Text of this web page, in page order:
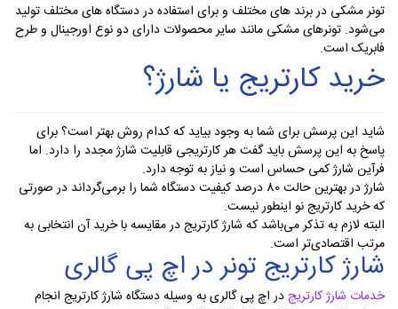
تونر مشکی در برند های مختلف و برای استفاده در دستگاه های مختلف تولید
می‌شود. تونر‌های مشکی مانند سایر محصولات دارای دو نوع اورجینال و طرح
فابریک است.
خرید کارتریج یا شارژ؟
شاید این پرسش برای شما به وجود بیاید که کدام روش بهتر است؟ برای
پاسخ به این پرسش باید گفت هر کارتریجی قابلیت شارژ مجدد را دارد. اما
فرآین شارژ کمی حساس است و نیاز به توجه دارد.
شارژ در بهترین حالت 80 درصد کیفیت دستگاه شما را برمی‌گرداند در صورتی
که خرید کارتریج نو اینطور نیست.
البته لازم به تذکر می‌باشد که شارژ کارتریج در مقایسه با خرید آن انتخابی به
مرتب اقتصادی‌تر است.
شارژ کارتریج تونر در اچ پی گالری
خدمات شارژ کارتریجدر اچ پی گالری به وسیله دستگاه شارژ کارتریج انجام